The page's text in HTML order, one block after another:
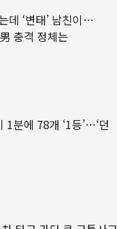
데 ‘변태’ 남친이…
충격 정체는
1분에 78개 ‘1등’…‘던